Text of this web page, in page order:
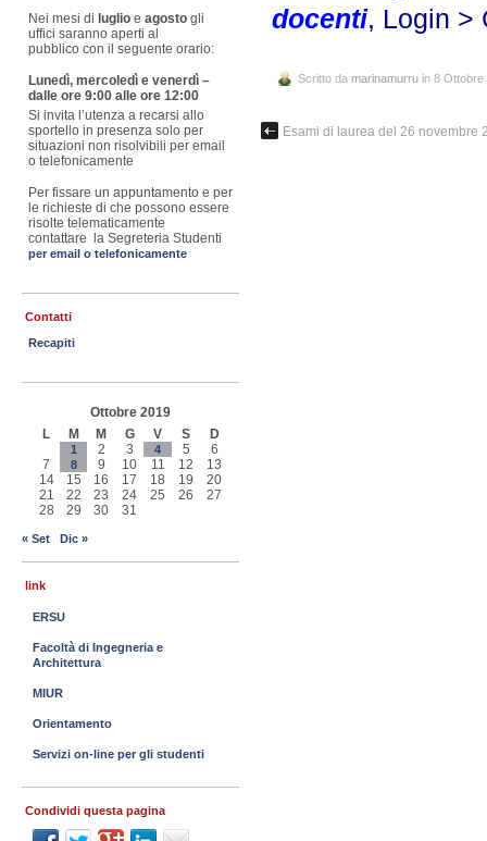
docenti, Login >
Scritto da marinamurru in 8 Ottobre
Esami di laurea del 26 novembre
Nei mesi di luglio e agosto gli
uffici saranno aperti al
pubblico con il seguente orario:
Lunedì, mercoledì e venerdì –
dalle ore 9:00 alle ore 12:00
Si invita l’utenza a recarsi allo
sportello in presenza solo per
situazioni non risolvibili per email
o telefonicamente
Per fissare un appuntamento e per
le richieste di che possono essere
risolte telematicamente
contattare la Segreteria Studenti
per email o telefonicamente
Contatti
Recapiti
Ottobre 2019
L
M M G V S D
1 2 3 4 5
6
7
8 9 10 11 12
13
14
15 16 17 18 19
20
21
22 23 24 25 26
27
28
29 30 31
« Set Dic »
link
ERSU
Facoltà di Ingegneria e
Architettura
MIUR
Orientamento
Servizi on-line per gli studenti
Condividi questa pagina